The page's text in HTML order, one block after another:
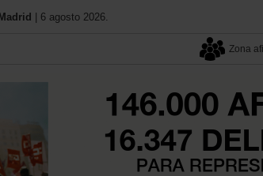
| 6 agosto 2026.
Zona